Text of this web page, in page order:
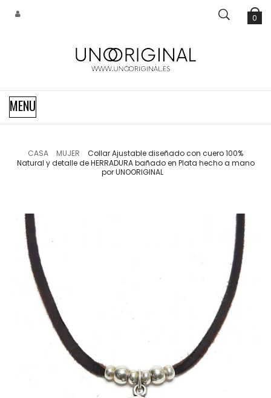
0
Navegación
de
palanca
MENU
CASA MUJER
Collar Ajustable diseñado con cuero 100%
Natural y detalle de HERRADURA bañado en Plata hecho a mano
por UNOORIGINAL